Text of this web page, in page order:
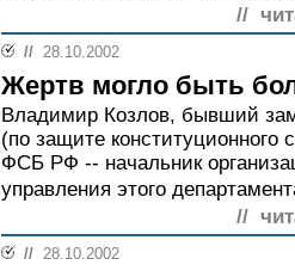
//
// 28.10.2002
Жертв могло быть
Владимир Козлов, бывший
(по защите конституционного
ФСБ РФ -- начальник
управления этого
//
// 28.10.2002